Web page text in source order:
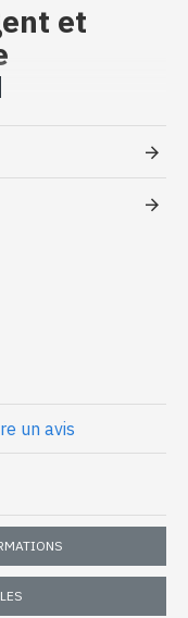
et
Bague
Turquoise
TU-224)
un avis